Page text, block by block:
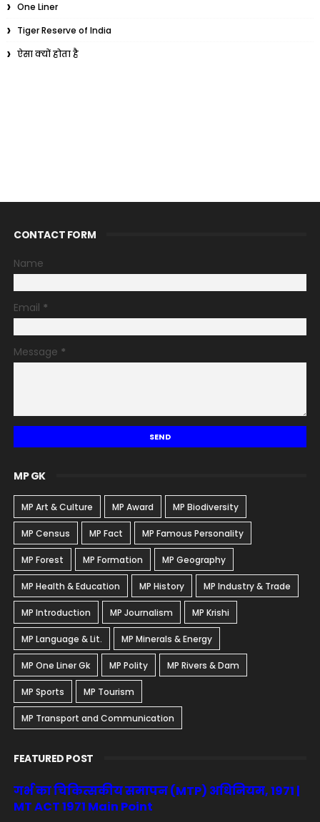
One Liner
Tiger Reserve of India
ऐसा क्यों होता है
CONTACT FORM
Name
Email *
Message *
MP GK
MP Art & Culture MP Award MP Biodiversity
MP Census MP Fact MP Famous Personality
MP Forest MP Formation MP Geography
MP Health & Education MP History MP Industry & Trade
MP Introduction MP Journalism MP Krishi
MP Language & Lit. MP Minerals & Energy
MP One Liner Gk MP Polity MP Rivers & Dam
MP Sports MP Tourism
MP Transport and Communication
FEATURED POST
गर्भ का चिकित्सकीय समापन (MTP) अधिनियम, 1971 |
MT ACT 1971 Main Point